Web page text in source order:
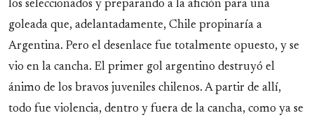
los seleccionados y preparando a la afición para una
goleada que, adelantadamente, Chile propinaría a
Argentina. Pero el desenlace fue totalmente opuesto, y se
vio en la cancha. El primer gol argentino destruyó el
ánimo de los bravos juveniles chilenos. A partir de allí,
todo fue violencia, dentro y fuera de la cancha, como ya se